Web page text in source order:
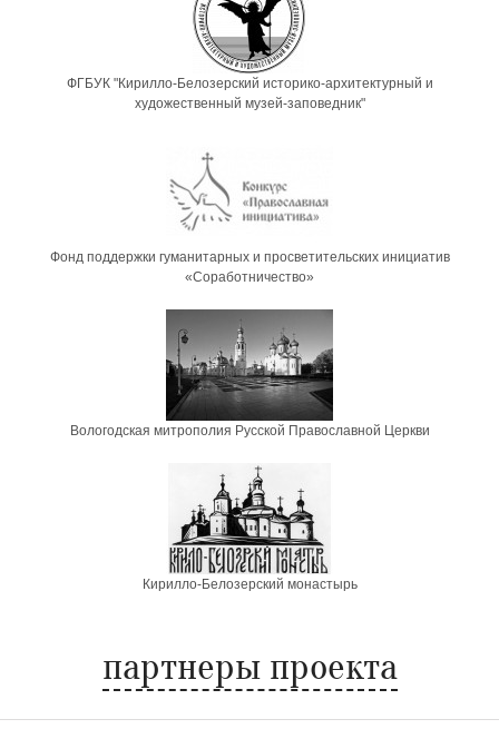
ФГБУК "Кирилло-Белозерский историко-архитектурный и
художественный музей-заповедник"
Фонд поддержки гуманитарных и просветительских инициатив
«Соработничество»
Вологодская митрополия Русской Православной Церкви
Кирилло-Белозерский монастырь
партнеры проекта